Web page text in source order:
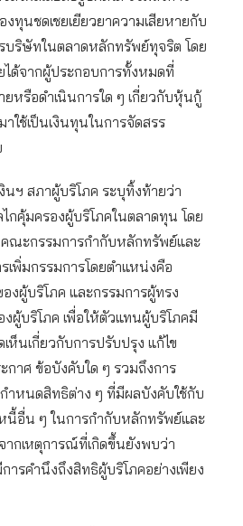
งทุนชดเชยเยียวยาความเสียหายกับ
ริษัทในตลาดหลักทรัพย์ทุจริต โดย
ด้จากผู้ประกอบการทั้งหมดที่
ยหรือดำเนินการใด ๆ เกี่ยวกับหุ้นกู้
ใช้เป็นเงินทุนในการจัดสรร
นฯ สภาผู้บริโภค ระบุทิ้งท้ายว่า
กคุ้มครองผู้บริโภคในตลาดทุน โดย
ณะกรรมการกำกับหลักทรัพย์และ
พิ่มกรรมการโดยตำแหน่งคือ
งผู้บริโภค และกรรมการผู้ทรง
บริโภค เพื่อให้ตัวแทนผู้บริโภคมี
ห็นเกี่ยวกับการปรับปรุง แก้ไข
าศ ข้อบังคับใด ๆ รวมถึงการ
หนดสิทธิต่าง ๆ ที่มีผลบังคับใช้กับ
นี้อื่น ๆ ในการกำกับหลักทรัพย์และ
ากเหตุการณ์ที่เกิดขึ้นยังพบว่า
ารคำนึงถึงสิทธิผู้บริโภคอย่างเพียง